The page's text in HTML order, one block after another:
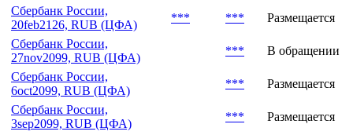
Сбербанк России,
20feb2126, RUB (ЦФА)
*** ***
Размещается
Сбербанк России,
27nov2099, RUB (ЦФА)
***
В обращении
Сбербанк России,
6oct2099, RUB (ЦФА)
***
Размещается
Сбербанк России,
3sep2099, RUB (ЦФА)
***
Размещается